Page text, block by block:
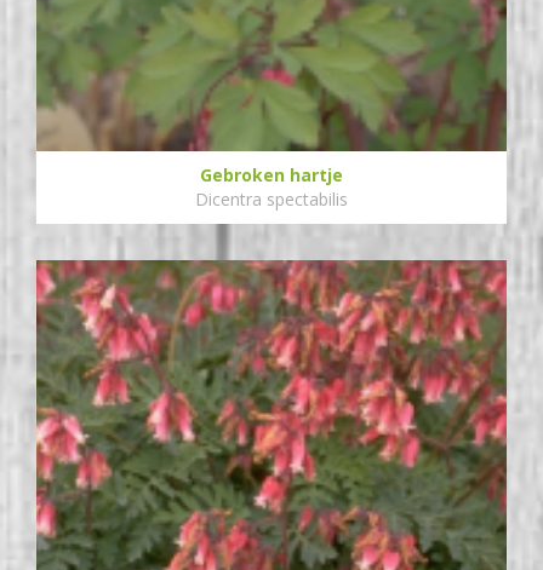
Gebroken hartje
Dicentra spectabilis